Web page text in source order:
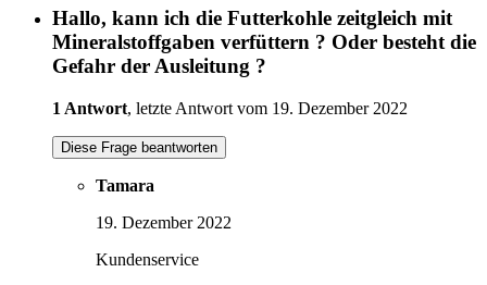
Hallo, kann ich die Futterkohle zeitgleich mit
Mineralstoffgaben verfüttern ? Oder besteht die
Gefahr der Ausleitung ?
1 Antwort, letzte Antwort vom 19. Dezember 2022
Diese Frage beantworten
Tamara
19. Dezember 2022
Kundenservice